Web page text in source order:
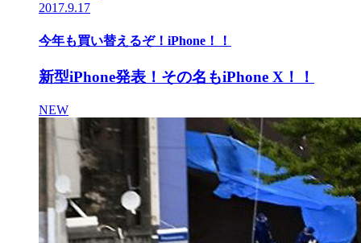
2017.9.17
今年も買い替えるぞ！iPhone！！
新型iPhone発表！その名もiPhone X！！
NEW